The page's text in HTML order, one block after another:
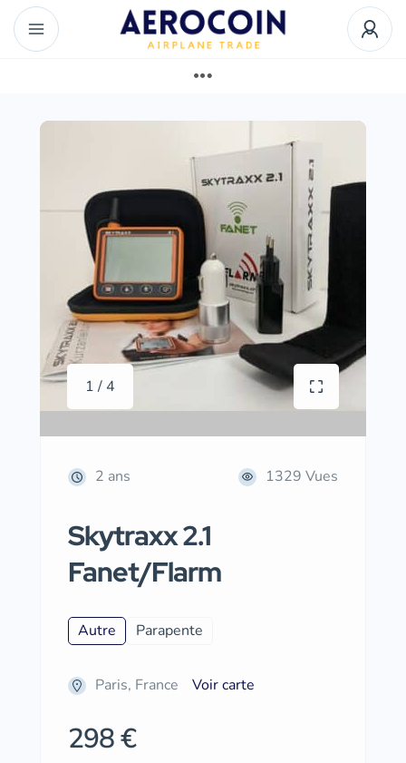
1 / 4
2 ans 1329 Vues
Skytraxx 2.1
Fanet/Flarm
Autre Parapente
Paris, France Voir carte
298 €